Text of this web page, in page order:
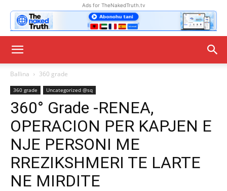
Ads for TheNakedTruth.tv
Ballina 360 grade
360 grade Uncategorized @sq
360° Grade -RENEA,
OPERACION PER KAPJEN E
NJE PERSONI ME
RREZIKSHMERI TE LARTE
NE MIRDITE